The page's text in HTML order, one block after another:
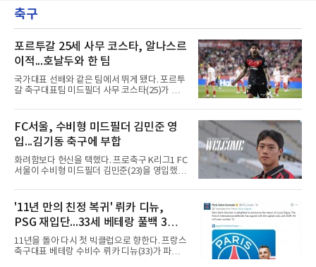
연속 빅리그를 누볐던 그의 올 시즌 첫 안타였다.
9회말 무사 1루에서도 보내
다. 문밖을 나서면 거리는 사우나 한증막이고 10
여 분 걷기도 힘들고 머리도 멍해지는 날이 계속
지금 이 침묵은 승리도 패배도 아닌 다른 질문을
던진다. 왜 뛰지 않는 쪽이 오히려 더 똑똑한 선
택일 수 있을까.우리 뇌 깊숙한 곳, 뇌간 바로 위
에는 체온을 24시간 감시하는 자동 온도조절기
가 있다. 시상하부라는 이 작은 기관은 혈액 온도
가 0.5도만
축구
포르투갈 25세 사무 코스타, 알나스르
이적...호날두와 한 팀
국가대표 선배와 같은 팀에서 뛰게 됐다. 포르투
갈 축구대표팀 미드필더 사무 코스타(25)가 사
스티아누 호날두와 함께한다.사우디 프로리그
디펜딩 챔피언 알나스르는 9일(현지시간) 스페
인 라리가 마요르카에서 코스타를 영입했다고
발표했다. 구단은 사회관계망서비스(SNS)에 여
정이 시작된다며, 전투에서 승리한 기사가 갑옷
을 벗자 팀 유니폼을 입은 코스타가 나타나는 영
상을 함께 올렸다. 마요르카도 이적 합의를 알리
서 프로에 데뷔한 2000년생 수비형 미드필더인
그는 UD 알메리아(스페인)를 거
FC서울, 수비형 미드필더 김민준 영
입...김기동 축구에 부합
화려함보다 헌신을 택했다. 프로축구 K리그1 FC
서울이 수비형 미드필더 김민준(23)을 영입했다
은 대학 무대를 지나 최근 K4리그 서산 파이오니
아FC에서 뛰었다. 180㎝의 신장을 갖춘 그에 대
해 서울 구단은 활동량과 기동력, 중원에서 공수
균형을 잡아주는 플레이가 강점이라고 설명했
다.영입 배경은 감독의 축구 색깔과 맞닿아 있다.
서울은 화려하지 않아도 끊임없이 움직이며 팀
에 헌신하는 김민준의 플레이를 높이 샀다. 많은
'11년 만의 친정 복귀' 뤼카 디뉴,
PSG 재입단...33세 베테랑 풀백 3년
계약
11년을 돌아 다시 첫 빅클럽으로 향한다. 프랑스
축구대표 베테랑 수비수 뤼카 디뉴(33)가 파리